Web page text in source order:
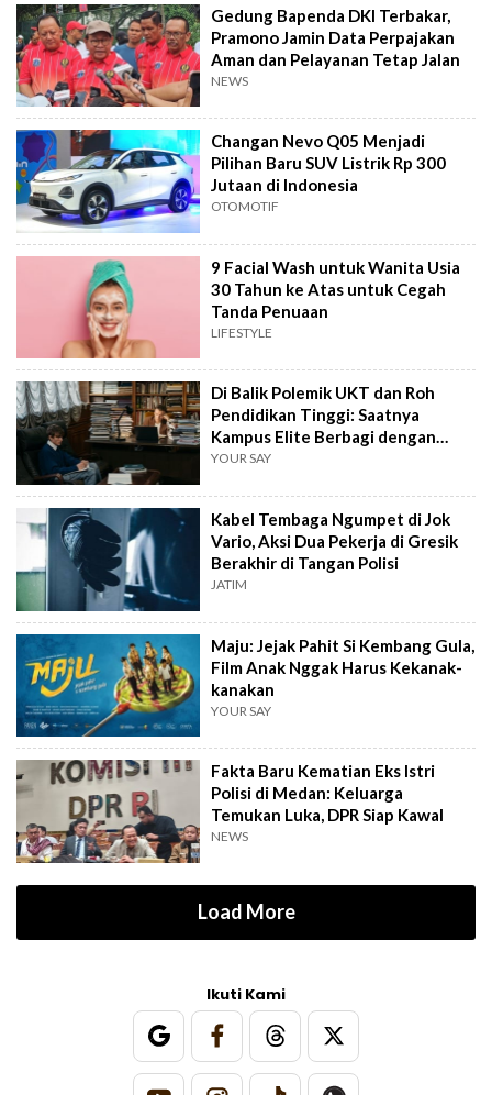
Gedung Bapenda DKI Terbakar,
Pramono Jamin Data Perpajakan
Aman dan Pelayanan Tetap Jalan
NEWS
Changan Nevo Q05 Menjadi
Pilihan Baru SUV Listrik Rp 300
Jutaan di Indonesia
OTOMOTIF
9 Facial Wash untuk Wanita Usia
30 Tahun ke Atas untuk Cegah
Tanda Penuaan
LIFESTYLE
Di Balik Polemik UKT dan Roh
Pendidikan Tinggi: Saatnya
Kampus Elite Berbagi dengan
Kampus Daerah
YOUR SAY
Kabel Tembaga Ngumpet di Jok
Vario, Aksi Dua Pekerja di Gresik
Berakhir di Tangan Polisi
JATIM
Maju: Jejak Pahit Si Kembang Gula,
Film Anak Nggak Harus Kekanak-
kanakan
YOUR SAY
Fakta Baru Kematian Eks Istri
Polisi di Medan: Keluarga
Temukan Luka, DPR Siap Kawal
NEWS
Load More
Ikuti Kami